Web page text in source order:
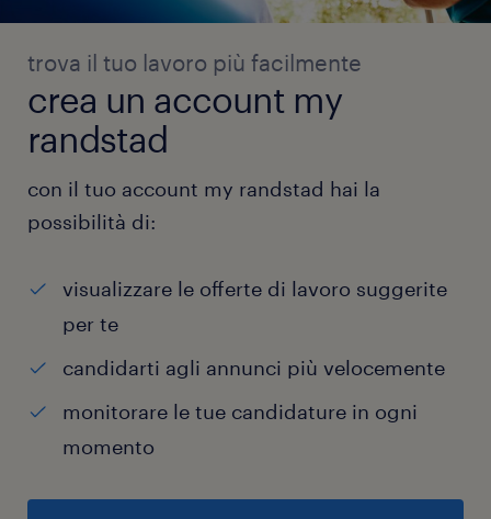
trova il tuo lavoro più facilmente
crea un account my
randstad
con il tuo account my randstad hai la
possibilità di:
visualizzare le offerte di lavoro suggerite
per te
candidarti agli annunci più velocemente
monitorare le tue candidature in ogni
momento